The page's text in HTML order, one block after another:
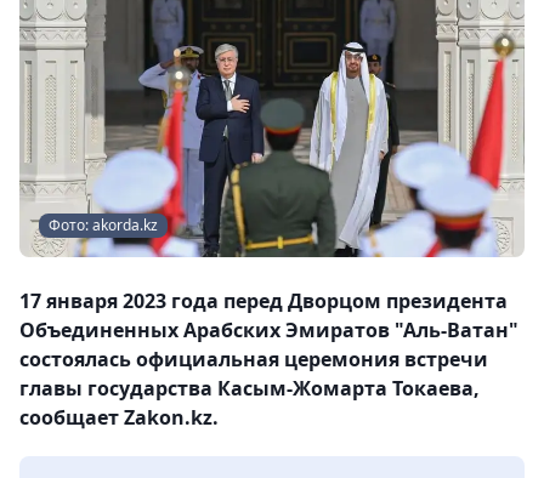
Фото: akorda.kz
17 января 2023 года перед Дворцом президента
Объединенных Арабских Эмиратов "Аль-Ватан"
состоялась официальная церемония встречи
главы государства Касым-Жомарта Токаева,
сообщает Zakon.kz.